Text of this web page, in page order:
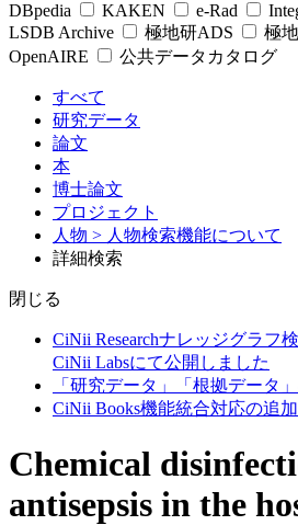
DBpedia
KAKEN e-Rad
LSDB Archive
極地研ADS
極
OpenAIRE
公共データカタログ
すべて
研究データ
論文
本
博士論文
プロジェクト
人物 > 人物検索機能について
詳細検索
閉じる
CiNii Researchナレッジグラフ
CiNii Labsにて公開しました
「研究データ」「根拠データ
CiNii Books機能統合対応の追
Chemical
antisepsis in the